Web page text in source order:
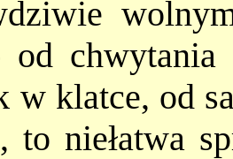
od
w klatce, od
to niełatwa